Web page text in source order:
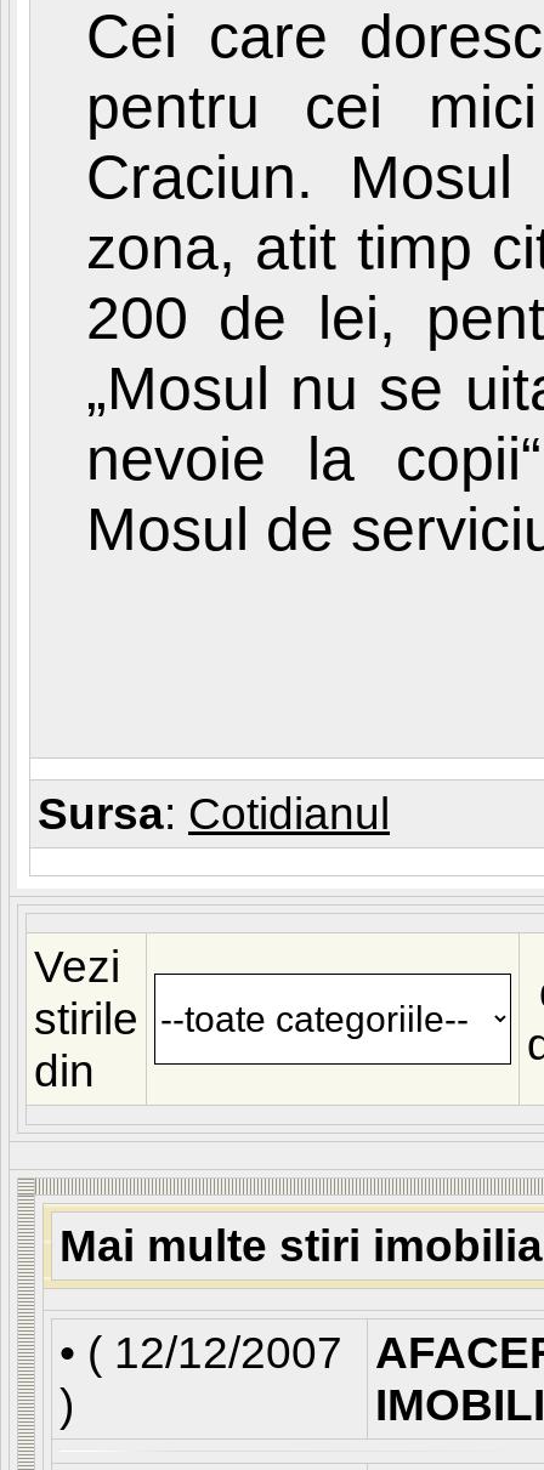
Cei care
pentru cei
Craciun.
zona, atit timp
200 de lei,
„Mosul nu se
nevoie la
Mosul de
Sursa: Cotidianul
Vezi
stirile
din
Mai multe stiri
• ( 12/12/2007
)